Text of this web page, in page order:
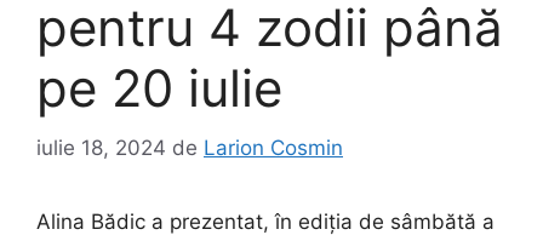
pentru 4 zodii până
pe 20 iulie
iulie 18, 2024 de Larion Cosmin
Alina Bădic a prezentat, în ediția de sâmbătă a